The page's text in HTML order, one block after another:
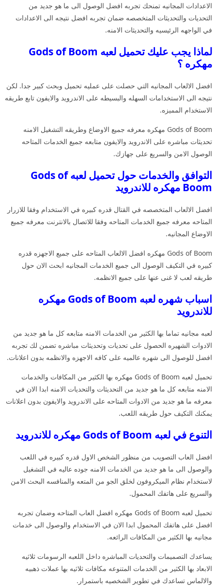
الاعدادات المجانيه تمنحك تجربه افضل الوصول الى ما هو جديد من
التحديات والتحديثات المتخصصه ضمان تجربه افضل نتيجه الى الاعدادات
في الواجهه الرئيسيه والتحديثات الامنه.
لماذا يجب عليك تحميل لعبه Gods of Boom
مهكره ؟
افضل الالعاب المجانيه التي حصلت على عمليه تحميل وبحث كبير جدا. لكن
نتيجه الى الاستخدامات السهله والبسيطه على الاندرويد والايفون تابع طريقه
الاستخدام المميزه.
Gods of Boom مهكره معرفه جميع الاوضاع وطريقه التشغيل الامنه
تحديثات مباشره على الاندرويد والايفون متابعه جميع الخدمات المتاحه
الوصول الامن والسريع على جهازك.
التوافق والخدمات حول تحميل لعبه Gods of
Boom مهكره للاندرويد
افضل الالعاب المتخصصه في القتال قدره كبيره في الاستخدام وفقا للازرار
المتاحه معرفه جميع الخدمات المتاحه وفقا للاتصال بالانترنت معرفه جميع
الاوضاع المجانيه.
Gods of Boom مهكره افضل الالعاب المتاحه على جميع الاجهزه قدره
كبيره في التكيف الوصول الى جميع الخدمات المجانيه ابحث الان حول
طريقه لعب لا غنى عنها على جميع الانظمه.
اسباب شهره لعبه Gods of Boom مهكره
للاندرويد
لعبه مجانيه تماما بها الكثير من الخدمات الامنه متابعه كل ما هو جديد من
الادوات الشهيره الحصول على تحديات وتحديثات مباشره تضمن لك تجربه
افضل للوصول الى شهره عالميه على كافه الاجهزه والانظمه بدون اعلانات.
تحميل لعبه Gods of Boom مهكره بها الكثير من المكافات والخدمات
الامنه متابعه كل ما هو جديد من التحديثات والتحديات الامنه ابدا الان في
معرفه ما هو جديد من الادوات المتاحه على الاندرويد والايفون بدون اعلانات
يمكنك التكيف حول طريقه اللعب.
التنوع في لعبه Gods of Boom مهكره للاندرويد
افضل العاب التصويب من منظور الشخص الاول قدره كبيره في اللعب
والوصول الى ما هو جديد من الخدمات الامنه جوده عاليه في التشغيل
لاستخدام نظام الميكروفون لخلق الجو من المتعه والمنافسه البحث الامن
والسريع على هاتفك المحمول.
تحميل لعبه Gods of Boom مهكره افضل العاب المتاحه وضمان تجربه
افضل على هاتفك المحمول ابدا الان في الاستخدام والوصول الى خدمات
مجانيه بها الكثير من المكافات الرائعه.
يساعدك التصميمات والتحديات المباشره داخل اللعبه الرسومات ثلاثيه
الابعاد بها الكثير من الخدمات المتنوعه مكافات ثلاثيه بها عملات ذهبيه
والالماس تساعدك في تطوير الشخصيه باستمرار.